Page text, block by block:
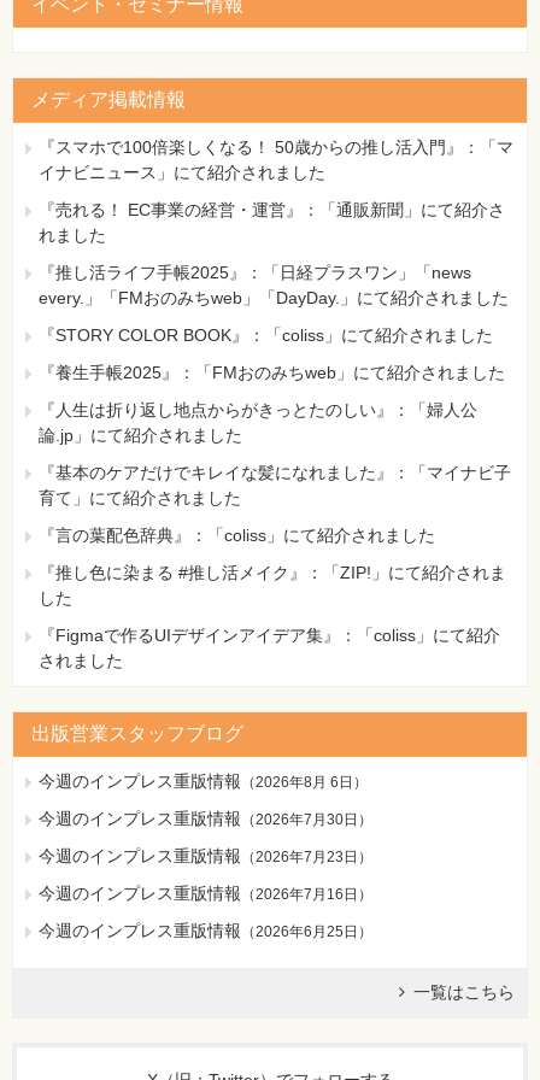
132日付や数値を操作する関数とは
133日付や数値を操作する関数を入力するには
135日付から「月」を求めるには
136日付から「日」を求めるには
138時刻を分解するには
139日付から「四半期」を求めるには
140日付から「週」を取り出すには
141「1カ月前」の日付を計算するには
143日付から月末日を計算するには
144今月末を求めるには
1458桁の数字を日付に変換するには
146数値や日付の書式を変更して表示するには
147数値を四捨五入するには
148指定した桁数で四捨五入するには
149切り捨てや切り上げをするには
150未入力のフィールドに計算結果を表示するには
151Null値と「""」を区別するには
152未入力のフィールドに値を表示するには
153平均値以上のレコードを取り出すには
154クエリに累計を表示するには
155累計の並び順を指定するには
157全レコード数を求めるには
付録2日付関数の引数一覧
ミニ用語集
イベント・セミナー情報
メディア掲載情報
『スマホで100倍楽しくなる！ 50歳からの推し活入門』：「マ
イナビニュース」にて紹介されました
『売れる！ EC事業の経営・運営』：「通販新聞」にて紹介さ
れました
『推し活ライフ手帳2025』：「日経プラスワン」「news
every.」「FMおのみちweb」「DayDay.」にて紹介されました
『STORY COLOR BOOK』：「coliss」にて紹介されました
『養生手帳2025』：「FMおのみちweb」にて紹介されました
『人生は折り返し地点からがきっとたのしい』：「婦人公
論.jp」にて紹介されました
『基本のケアだけでキレイな髪になれました』：「マイナビ子
育て」にて紹介されました
『言の葉配色辞典』：「coliss」にて紹介されました
『推し色に染まる #推し活メイク』：「ZIP!」にて紹介されま
した
『Figmaで作るUIデザインアイデア集』：「coliss」にて紹介
されました
出版営業スタッフブログ
今週のインプレス重版情報 （2026年8月 6日 ）
今週のインプレス重版情報 （2026年7月30日 ）
今週のインプレス重版情報 （2026年7月23日 ）
今週のインプレス重版情報 （2026年7月16日 ）
今週のインプレス重版情報 （2026年6月25日 ）
一覧はこちら